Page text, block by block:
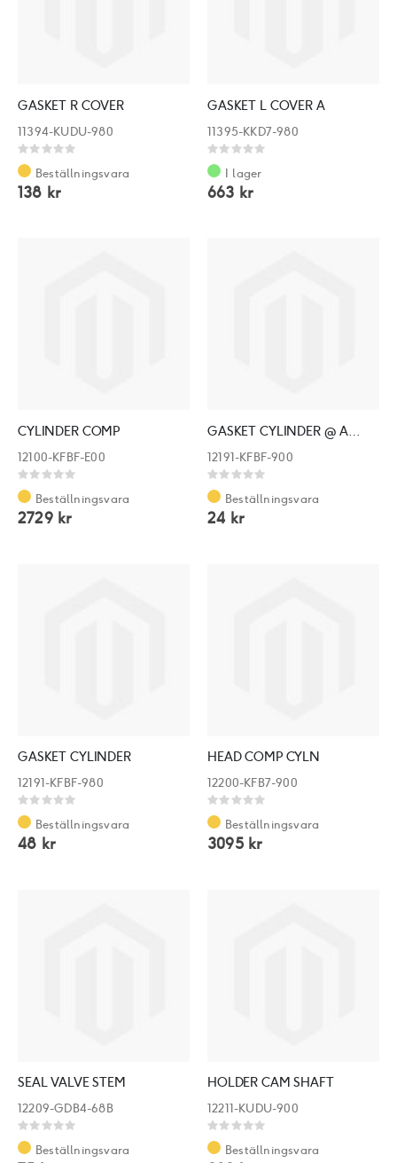
GASKET R COVER
11394-KUDU-980
Rating:
0%
Beställningsvara
138 kr
GASKET L COVER A
11395-KKD7-980
Rating:
0%
I lager
663 kr
CYLINDER COMP
12100-KFBF-E00
Rating:
0%
Beställningsvara
2729 kr
GASKET CYLINDER @ A ERSATT: 12191-KFBF-980
12191-KFBF-900
Rating:
0%
Beställningsvara
24 kr
GASKET CYLINDER
12191-KFBF-980
Rating:
0%
Beställningsvara
48 kr
HEAD COMP CYLN
12200-KFB7-900
Rating:
0%
Beställningsvara
3095 kr
SEAL VALVE STEM
12209-GDB4-68B
Rating:
0%
Beställningsvara
HOLDER CAM SHAFT
12211-KUDU-900
Rating:
0%
Beställningsvara